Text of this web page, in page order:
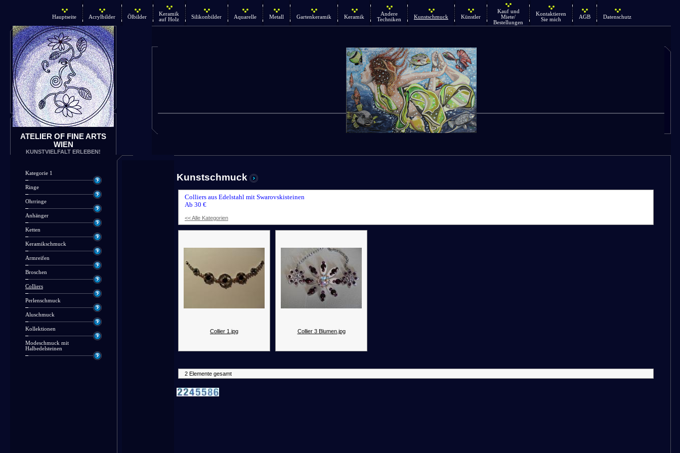
Hauptseite Acrylbilder Ölbilder
Keramik
auf Holz
Silikonbilder Aquarelle Metall Gartenkeramik Keramik
Andere
Techniken
Kunstschmuck Künstler
Kauf und
Miete/
Bestellungen
Kontaktieren
Sie mich
AGB Datenschutz
ATELIER OF FINE ARTS
WIEN
KUNSTVIELFALT ERLEBEN!
Kategorie 1
Ringe
Ohrringe
Anhänger
Ketten
Keramikschmuck
Armreifen
Broschen
Colliers
Perlenschmuck
Aluschmuck
Kollektionen
Modeschmuck mit
Halbedelsteinen
Kunstschmuck
Colliers aus Edelstahl mit Swarovskisteinen
Ab 30 €
<< Alle Kategorien
Collier 1.jpg Collier 3 Blumen.jpg
2 Elemente gesamt